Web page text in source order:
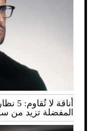
المفضلة تزيد من